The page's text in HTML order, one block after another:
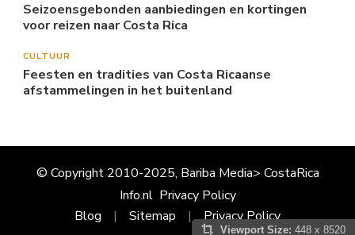
Seizoensgebonden aanbiedingen en kortingen
voor reizen naar Costa Rica
CULTUUR
Feesten en tradities van Costa Ricaanse
afstammelingen in het buitenland
© Copyright 2010-2025, Bariba Media> CostaRica
Info.nl Privacy Policy
Blog
Sitemap Privacy Policy
Viewport Size: 448 x 8520